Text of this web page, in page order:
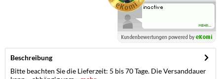
Beschreibung
Bitte beachten Sie die Lieferzeit: 5 bis 70 Tage. Die Versanddauer